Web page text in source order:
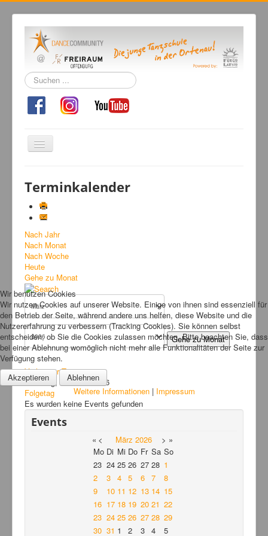
Suchen
...
Navigation
an/aus
Tanzschule
Kursangebot
Events
Fuegolatino
Bilder
News
Links
FAQ
Hansefit
Kontakt
Terminkalender
Nach Jahr
Nach Monat
Nach Woche
Heute
Gehe zu Monat
Gehe zu Monat
Vorheriger Tag
Dienstag, 03. März 2026
Folgetag
Es wurden keine Events gefunden
Events
« < März 2026 > »
Mo Di Mi Do Fr Sa So
23 24 25 26 27 28 1
2
3 4 5 6 7
8
9
10 11 12 13 14 15
16 17 18 19 20 21 22
23 24 25 26 27 28 29
30 31 1 2 3 4 5
Wir benutzen Cookies
Wir nutzen Cookies auf unserer Website. Einige von ihnen sind essenziell für
den Betrieb der Seite, während andere uns helfen, diese Website und die
Nutzererfahrung zu verbessern (Tracking Cookies). Sie können selbst
entscheiden, ob Sie die Cookies zulassen möchten. Bitte beachten Sie, dass
bei einer Ablehnung womöglich nicht mehr alle Funktionalitäten der Seite zur
Verfügung stehen.
Akzeptieren
Ablehnen
Weitere Informationen| Impressum